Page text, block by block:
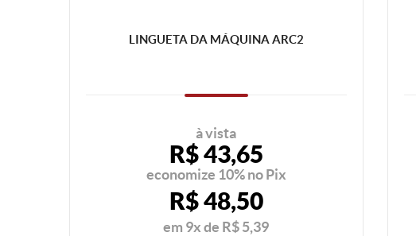
LINGUETA DA MÁQUINA ARC2
R$ 48,50
à vista
R$ 43,65
economize 10%no Pix
em 9xde R$ 5,39